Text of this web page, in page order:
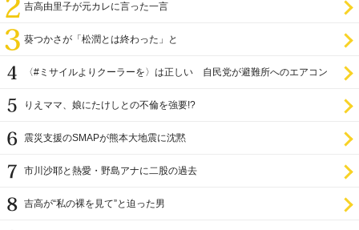
吉高由里子が元カレに言った一言
葵つかさが「松潤とは終わった」と
〈#ミサイルよりクーラーを〉は正しい 自民党が避難所へのエアコン
りえママ、娘にたけしとの不倫を強要!?
震災支援のSMAPが熊本大地震に沈黙
市川沙耶と熱愛・野島アナに二股の過去
吉高が“私の裸を見て”と迫った男